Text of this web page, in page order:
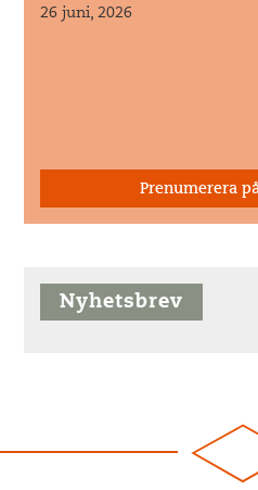
26 juni, 2026
Prenumerera
Nyhetsbrev